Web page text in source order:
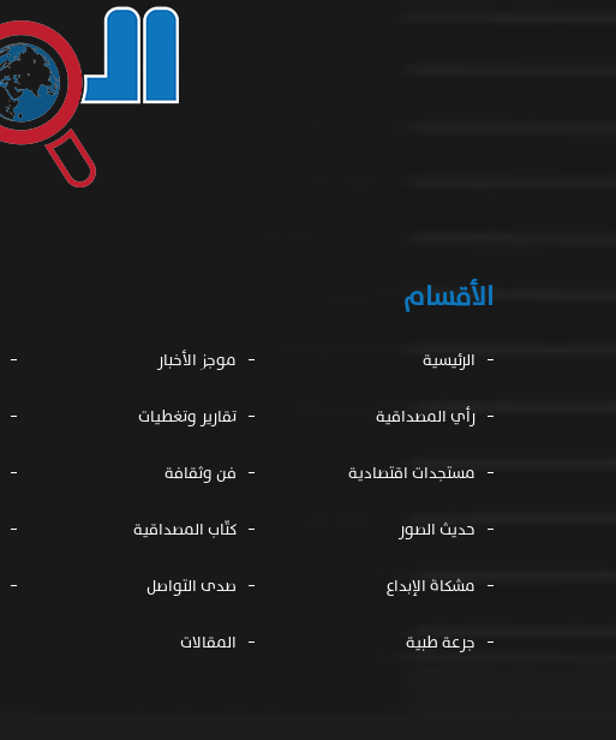
الأقسام
الرئيسية موجز الأخبار
رأي المصداقية تقارير وتغطيات
مستجدات اقتصادية فن وثقافة
حديث الصور كتّاب المصداقية
مشكاة الإبداع صدى التواصل
جرعة طبية المقالات